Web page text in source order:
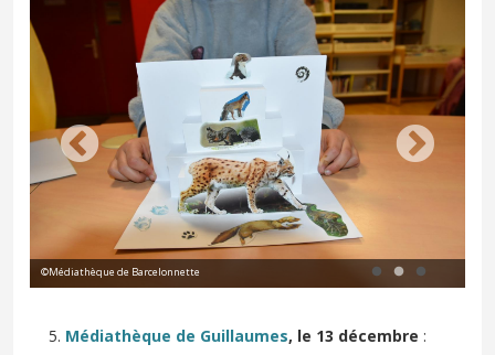
©Médiathèque de Barcelonnette
Médiathèque de Guillaumes, le 13 décembre :